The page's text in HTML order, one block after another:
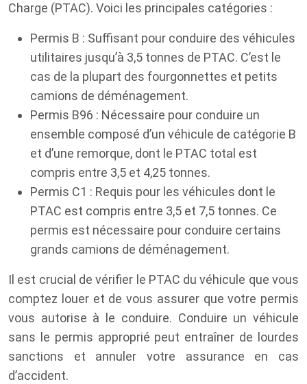
Charge (PTAC). Voici les principales catégories :
Permis B : Suffisant pour conduire des véhicules
utilitaires jusqu’à 3,5 tonnes de PTAC. C’est le
cas de la plupart des fourgonnettes et petits
camions de déménagement.
Permis B96 : Nécessaire pour conduire un
ensemble composé d’un véhicule de catégorie B
et d’une remorque, dont le PTAC total est
compris entre 3,5 et 4,25 tonnes.
Permis C1 : Requis pour les véhicules dont le
PTAC est compris entre 3,5 et 7,5 tonnes. Ce
permis est nécessaire pour conduire certains
grands camions de déménagement.
Il est crucial de vérifier le PTAC du véhicule que vous
comptez louer et de vous assurer que votre permis
vous autorise à le conduire. Conduire un véhicule
sans le permis approprié peut entraîner de lourdes
sanctions et annuler votre assurance en cas
d’accident.